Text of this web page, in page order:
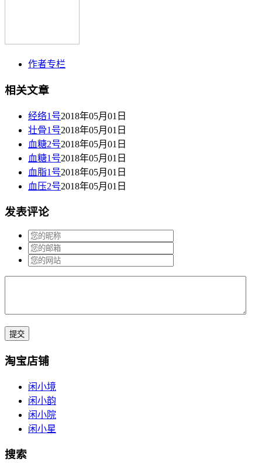
作者专栏
相关文章
经络1号2018年05月01日
壮骨1号2018年05月01日
血糖2号2018年05月01日
血糖1号2018年05月01日
血脂1号2018年05月01日
血压2号2018年05月01日
发表评论
淘宝店铺
闲小境
闲小韵
闲小院
闲小星
搜索